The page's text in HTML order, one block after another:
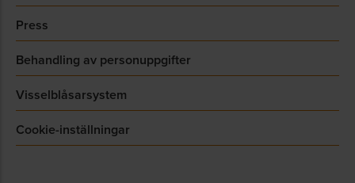
Press
Behandling av personuppgifter
Visselblåsarsystem
Cookie-inställningar